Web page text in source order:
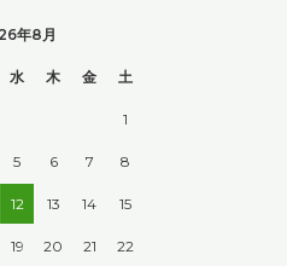
年8月
水 木 金 土
1
5 6 7 8
12 13 14 15
19 20 21 22